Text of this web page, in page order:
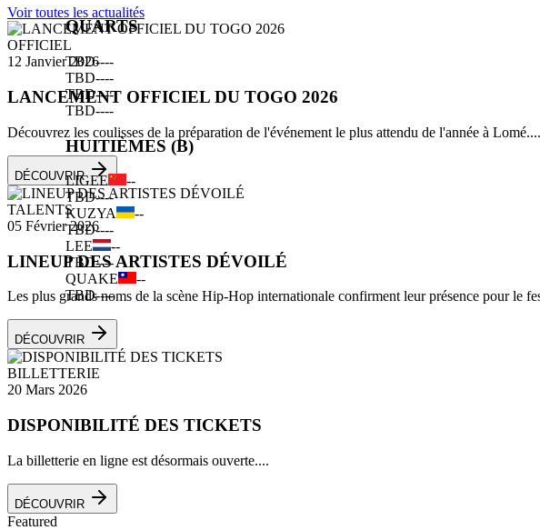
Voir toutes les actualités
OFFICIEL
12 Janvier 2026
LANCEMENT OFFICIEL DU TOGO 2026
Découvrez les coulisses de la préparation de l'événement le plus attendu de l'année à Lomé....
DÉCOUVRIR
TALENTS
05 Février 2026
LINEUP DES ARTISTES DÉVOILÉ
Les plus grands noms de la scène Hip-Hop internationale confirment leur présence pour le
DÉCOUVRIR
BILLETTERIE
20 Mars 2026
DISPONIBILITÉ DES TICKETS
La billetterie en ligne est désormais ouverte....
DÉCOUVRIR
Featured
QUARTS
TBD----
TBD----
TBD----
TBD----
HUITIÈMES (B)
LIGEE
--
TBD----
KUZYA
--
TBD----
LEE
--
TBD----
QUAKE
--
TBD----